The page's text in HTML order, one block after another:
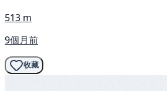
513 m
9個月前
收藏